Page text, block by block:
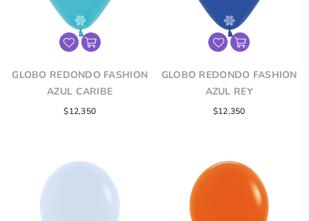
GLOBO REDONDO FASHION
AZUL CARIBE
$12,350
GLOBO REDONDO FASHION
AZUL REY
$12,350